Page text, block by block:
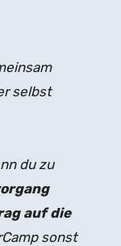
selbst
du zu
auf die
sonst